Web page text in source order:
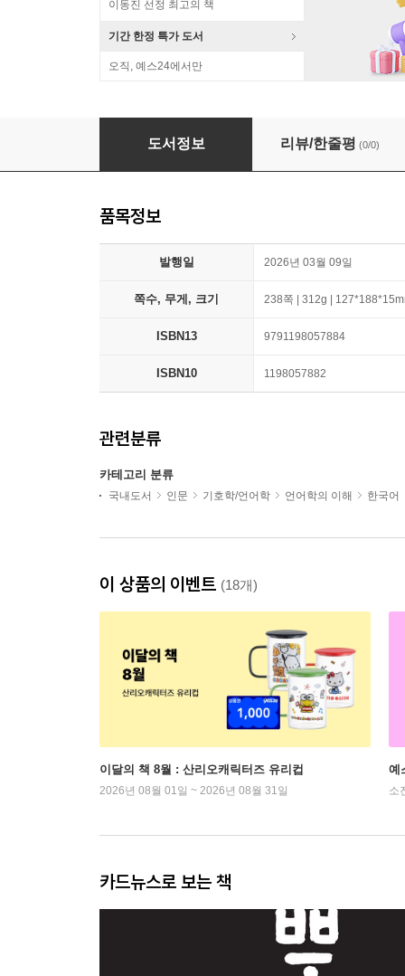
이동진 선정 최고의 책
기간 한정 특가 도서
오직, 예스24에서만
도서정보 리뷰/한줄평 (0/0)
품목정보
발행일 2026년 03월 09일
쪽수, 무게, 크기 238쪽 | 312g |
ISBN13 9791198057884
ISBN10 1198057882
관련분류
카테고리 분류
국내도서 인문 기호학/언어학 언어학의 이해 한국어
이 상품의 이벤트 (18개)
이달의 책 8월 : 산리오캐릭터즈 유리컵
2026년 08월 01일 ~ 2026년 08월 31일
예
소
카드뉴스로 보는 책